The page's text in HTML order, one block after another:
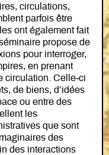
circulations,
parfois être
ont également fait
propose de
pour interroger,
en prenant
circulation. Celle‐ci
de biens, d’idées
ou entre des
les
que sont
des
des interactions